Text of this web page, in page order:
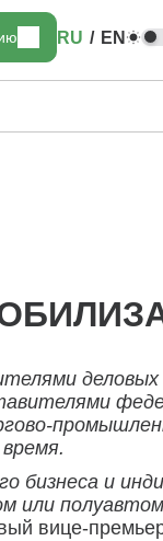
RU / EN
деловых
бизнеса и
или
вице-